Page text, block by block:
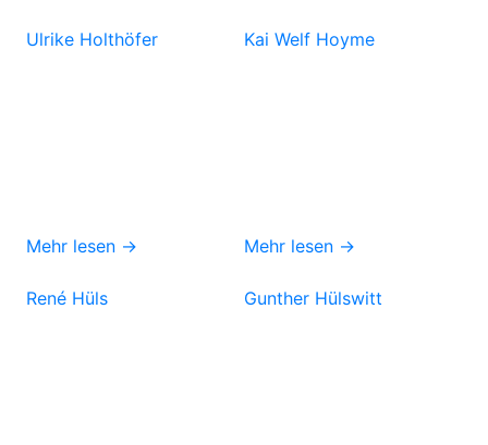
Ulrike Holthöfer
Mehr lesen →
Kai Welf Hoyme
Mehr lesen →
René Hüls Gunther Hülswitt